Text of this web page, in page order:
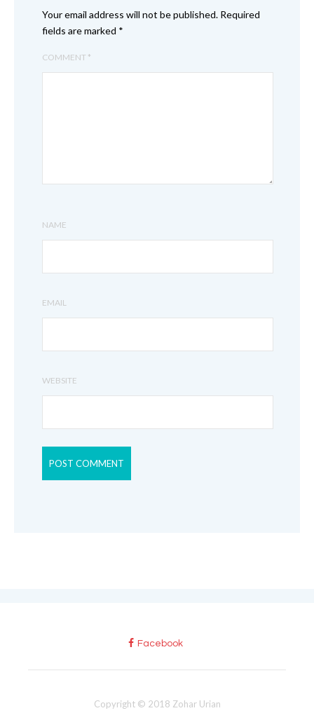
Your email address will not be published. Required
fields are marked *
COMMENT *
NAME
EMAIL
WEBSITE
Facebook
Copyright © 2018 Zohar Urian